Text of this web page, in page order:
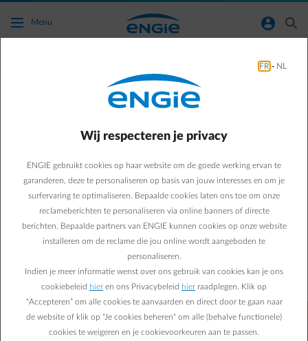
Ga naar de hoofdinhoud
Menu normal-account-circle search
Allerlei
5 tips om plaats te winnen
in een kleine keuken
Steven V.
09/05/2018 ·1 min
In een kleine keuken telt elke cm² en moet dus goed
worden nagedacht om plaats te winnen. Hier volgen 5 tips.
FR - NL
Wij respecteren je privacy
ENGIE gebruikt cookies op haar website om de goede werking ervan te
garanderen, deze te personaliseren op basis van jouw interesses en om je
surfervaring te optimaliseren. Bepaalde cookies laten ons toe om onze
reclameberichten te personaliseren via online banners of directe
berichten. Bepaalde partners van ENGIE kunnen cookies op onze website
installeren om de reclame die jou online wordt aangeboden te
personaliseren.
Indien je meer informatie wenst over ons gebruik van cookies kan je ons
cookiebeleid hier en ons Privacybeleid hier raadplegen. Klik op
“Accepteren” om alle cookies te aanvaarden en direct door te gaan naar
de website of klik op "Je cookies beheren" om alle (behalve functionele)
cookies te weigeren en je cookievoorkeuren aan te passen.